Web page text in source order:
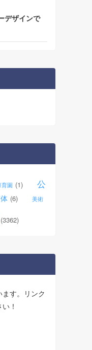
デザインで
育園 (1)
公
(6) 美術
(3362)
す。リンク
！